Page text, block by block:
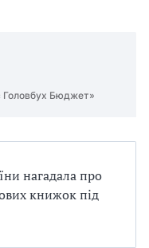
Головбух Бюджет»
нагадала про
книжок під